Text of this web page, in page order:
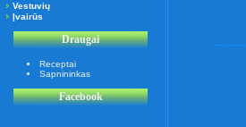
Vestuvių
Įvairūs
Draugai
Receptai
Sapnininkas
Facebook